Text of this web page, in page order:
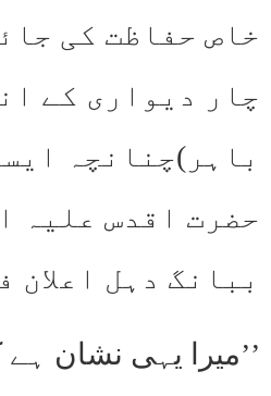
خاص حفاظت کی
چار دیواری کے
باہر)چنانچہ
حضرت اقدس علیہ
ببانگ دہل اعلان
’’میرا یہی نشان